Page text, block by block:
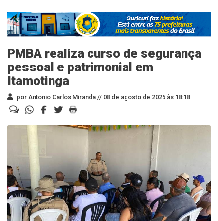
PMBA realiza curso de segurança
pessoal e patrimonial em
Itamotinga
por Antonio Carlos Miranda // 08 de agosto de 2026 às 18:18